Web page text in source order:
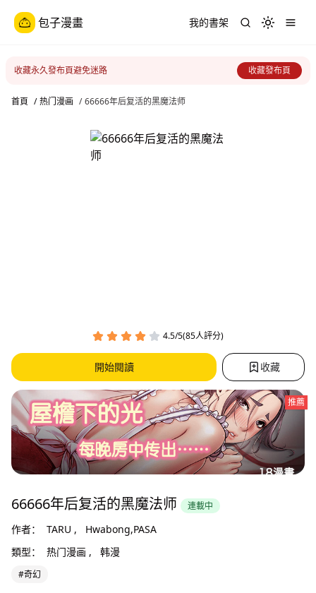
包子漫畫 我的書架 Toggle
收藏永久發布頁避免迷路 收藏發布頁
首頁 / 热门漫画 / 66666年后复活的黑魔法师
4.5/5(85人評分)
開始閱讀 收藏
推薦
66666年后复活的黑魔法师 連載中
作者： TARU ,
Hwabong,PASA
類型：
热门漫画 , 韩漫
#奇幻